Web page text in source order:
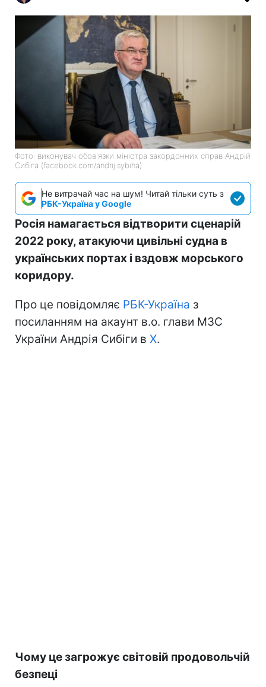
Фото: виконувач обов'язки міністра закордонних справ Андрій
Сибіга (facebook.com/andrij.sybiha)
Не витрачай час на шум! Читай тільки суть з
РБК-Україна у Google
Росія намагається відтворити сценарій
2022 року, атакуючи цивільні судна в
українських портах і вздовж морського
коридору.
Про це повідомляє РБК-Україна з
посиланням на акаунт в.о. глави МЗС
України Андрія Сибіги в Х.
Чому це загрожує світовій продовольчій
безпеці